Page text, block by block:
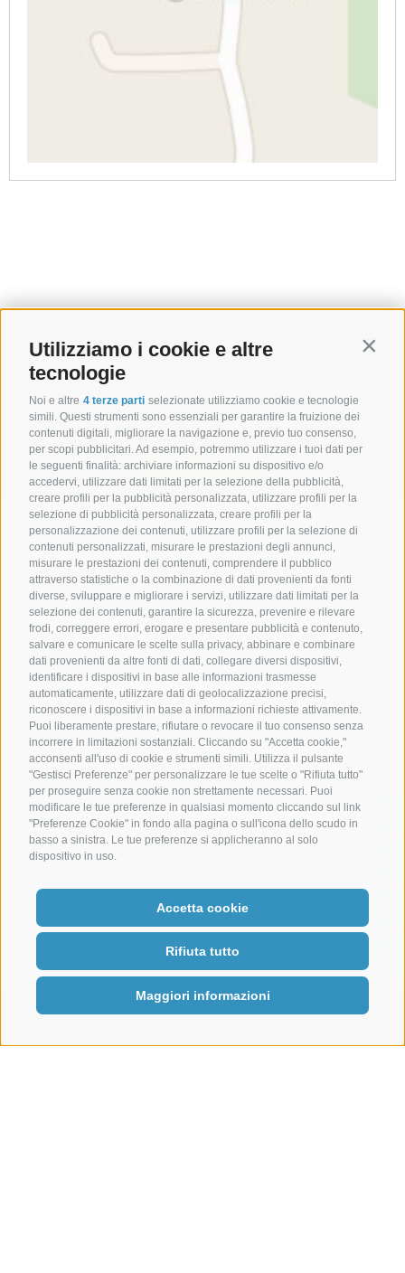
Utilizziamo i cookie e altre
tecnologie
Noi e altre 4 terze parti selezionate utilizziamo cookie e tecnologie
simili. Questi strumenti sono essenziali per garantire la fruizione dei
contenuti digitali, migliorare la navigazione e, previo tuo consenso,
per scopi pubblicitari. Ad esempio, potremmo utilizzare i tuoi dati per
le seguenti finalità: archiviare informazioni su dispositivo e/o
accedervi, utilizzare dati limitati per la selezione della pubblicità,
creare profili per la pubblicità personalizzata, utilizzare profili per la
selezione di pubblicità personalizzata, creare profili per la
personalizzazione dei contenuti, utilizzare profili per la selezione di
contenuti personalizzati, misurare le prestazioni degli annunci,
misurare le prestazioni dei contenuti, comprendere il pubblico
attraverso statistiche o la combinazione di dati provenienti da fonti
diverse, sviluppare e migliorare i servizi, utilizzare dati limitati per la
selezione dei contenuti, garantire la sicurezza, prevenire e rilevare
frodi, correggere errori, erogare e presentare pubblicità e contenuto,
salvare e comunicare le scelte sulla privacy, abbinare e combinare
dati provenienti da altre fonti di dati, collegare diversi dispositivi,
identificare i dispositivi in base alle informazioni trasmesse
automaticamente, utilizzare dati di geolocalizzazione precisi,
riconoscere i dispositivi in base a informazioni richieste attivamente.
Puoi liberamente prestare, rifiutare o revocare il tuo consenso senza
incorrere in limitazioni sostanziali. Cliccando su "Accetta cookie,"
acconsenti all'uso di cookie e strumenti simili. Utilizza il pulsante
"Gestisci Preferenze" per personalizzare le tue scelte o "Rifiuta tutto"
per proseguire senza cookie non strettamente necessari. Puoi
modificare le tue preferenze in qualsiasi momento cliccando sul link
"Preferenze Cookie" in fondo alla pagina o sull'icona dello scudo in
basso a sinistra. Le tue preferenze si applicheranno al solo
dispositivo in uso.
Accetta cookie
Rifiuta tutto
Maggiori informazioni
Richiesta
NEWSLETTER
abbonarsi
Hotel Senoner ***. Piazza Georg-Stocker 10-14 . I-39037 Spinges/Rio
di Pusteria . Alto Adige . Italia
+39 0472 888029 +39 344 0662303
info@hotel-senoner.it
Credits | Mappa del sito| Cookie Policy|Privacy|
Preferenze Cookies
| IT02485430215